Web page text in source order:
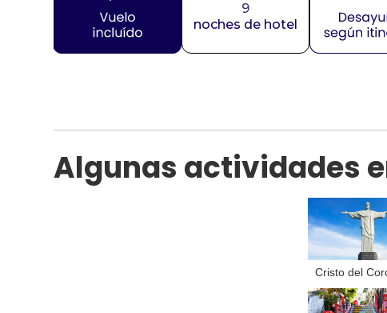
9
noches de hotel
Algunas actividades
Cristo del